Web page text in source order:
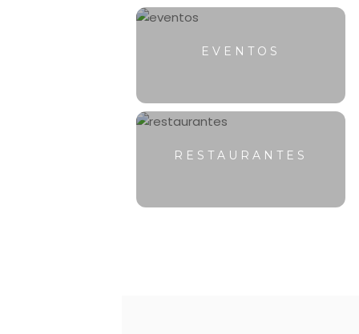
EVENTOS
RESTAURANTES